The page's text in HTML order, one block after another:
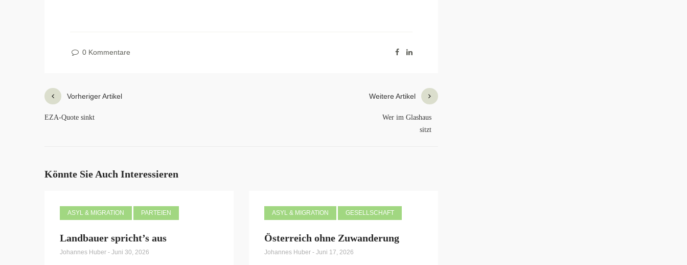
0 Kommentare
Vorheriger Artikel
EZA-Quote sinkt
Weitere Artikel
Wer im Glashaus
sitzt
Könnte Sie Auch Interessieren
ASYL & MIGRATION PARTEIEN
Landbauer spricht’s aus
Johannes Huber - Juni 30, 2026
ASYL & MIGRATION GESELLSCHAFT
Österreich ohne Zuwanderung
Johannes Huber - Juni 17, 2026